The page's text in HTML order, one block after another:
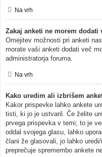
Na vrh
Zakaj anketi ne morem dodati
Omejitev možnosti pri anketi
morate vaši anketi dodati več
administratorja foruma.
Na vrh
Kako uredim ali izbrišem
Kakor prispevke lahko ankete
tisti, ki jo je ustvaril. Če želite
prvega prispevka v temi; to je
oddal svojega glasu, lahko
člani že glasovali, jo lahko
preprečuje spremembo ankete